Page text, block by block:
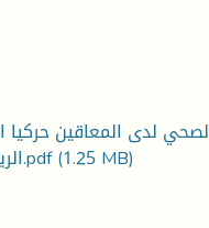
لدى المعاقين حركيا
الرياضي التنافسي.pdf(1.25 MB)